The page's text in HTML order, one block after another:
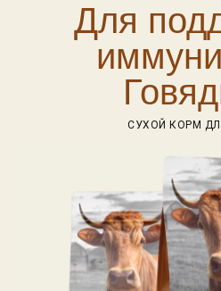
Для
СУХОЙ КОРМ